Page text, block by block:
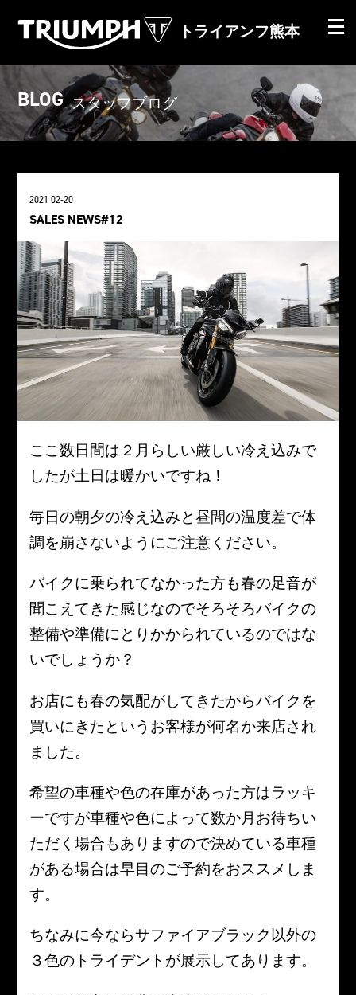
トライアンフ熊本
BLOG スタッフブログ
2021 02-20
SALES NEWS#12
ここ数日間は２月らしい厳しい冷え込みで
したが土日は暖かいですね！
毎日の朝夕の冷え込みと昼間の温度差で体
調を崩さないようにご注意ください。
バイクに乗られてなかった方も春の足音が
聞こえてきた感じなのでそろそろバイクの
整備や準備にとりかかられているのではな
いでしょうか？
お店にも春の気配がしてきたからバイクを
買いにきたというお客様が何名か来店され
ました。
希望の車種や色の在庫があった方はラッキ
ーですが車種や色によって数か月お待ちい
ただく場合もありますので決めている車種
がある場合は早目のご予約をおススメしま
す。
ちなみに今ならサファイアブラック以外の
３色のトライデントが展示してあります。